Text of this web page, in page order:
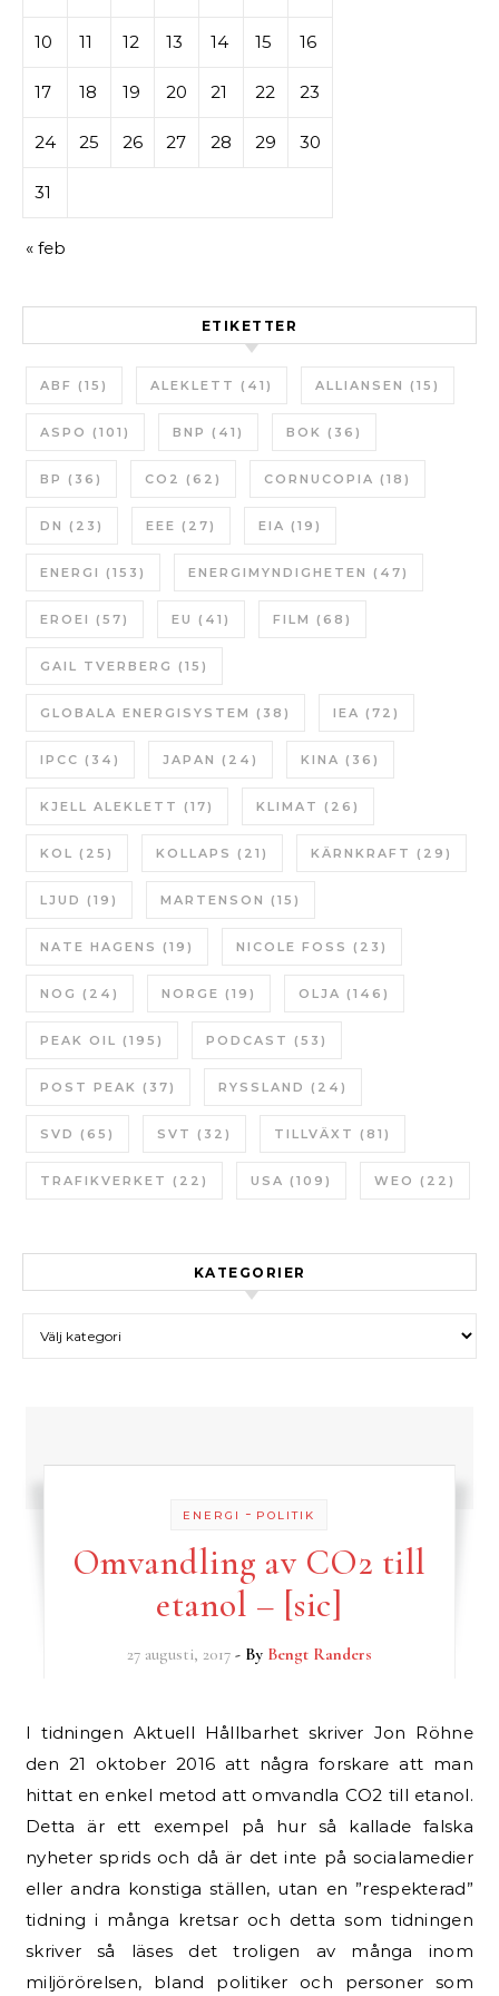
10 11 12 13 14 15 16
17 18 19 20 21 22 23
24 25 26 27 28 29 30
31
« feb
ETIKETTER
ABF (15) ALEKLETT (41) ALLIANSEN (15)
ASPO (101) BNP (41) BOK (36)
BP (36) CO2 (62) CORNUCOPIA (18)
DN (23) EEE (27) EIA (19)
ENERGI (153) ENERGIMYNDIGHETEN (47)
EROEI (57) EU (41) FILM (68)
GAIL TVERBERG (15)
GLOBALA ENERGISYSTEM (38) IEA (72)
IPCC (34) JAPAN (24) KINA (36)
KJELL ALEKLETT (17) KLIMAT (26)
KOL (25) KOLLAPS (21) KÄRNKRAFT (29)
LJUD (19) MARTENSON (15)
NATE HAGENS (19) NICOLE FOSS (23)
NOG (24) NORGE (19) OLJA (146)
PEAK OIL (195) PODCAST (53)
POST PEAK (37) RYSSLAND (24)
SVD (65) SVT (32) TILLVÄXT (81)
TRAFIKVERKET (22) USA (109) WEO (22)
KATEGORIER
ENERGI - POLITIK
Omvandling av CO2 till
etanol – [sic]
27 augusti, 2017 - By Bengt Randers
I tidningen Aktuell Hållbarhet skriver Jon Röhne
den 21 oktober 2016 att några forskare att man
hittat en enkel metod att omvandla CO2 till etanol.
Detta är ett exempel på hur så kallade falska
nyheter sprids och då är det inte på socialamedier
eller andra konstiga ställen, utan en ”respekterad”
tidning i många kretsar och detta som tidningen
skriver så läses det troligen av många inom
miljörörelsen, bland politiker och personer som